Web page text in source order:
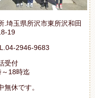
.埼玉県所沢市東所沢和田
19
2946-9683
受付
18時迄
無休です。